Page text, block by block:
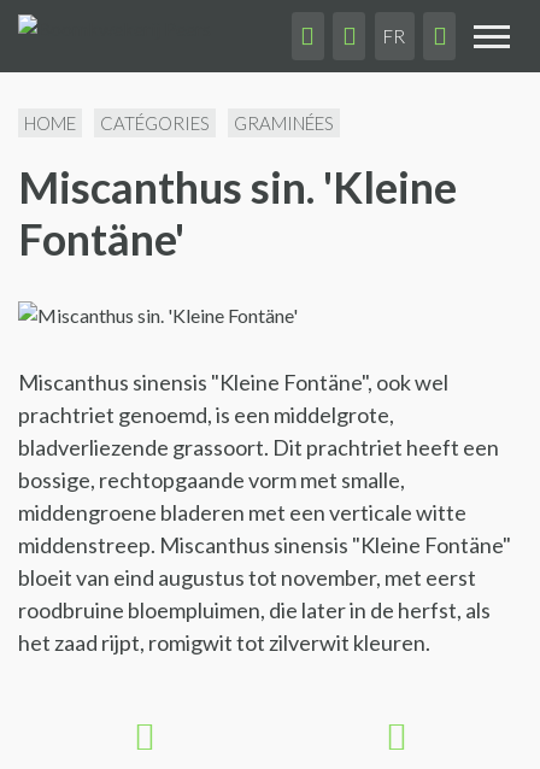
FR
HOME CATÉGORIES GRAMINÉES
Miscanthus sin. 'Kleine
Fontäne'
Miscanthus sinensis "Kleine Fontäne", ook wel
prachtriet genoemd, is een middelgrote,
bladverliezende grassoort. Dit prachtriet heeft een
bossige, rechtopgaande vorm met smalle,
middengroene bladeren met een verticale witte
middenstreep. Miscanthus sinensis "Kleine Fontäne"
bloeit van eind augustus tot november, met eerst
roodbruine bloempluimen, die later in de herfst, als
het zaad rijpt, romigwit tot zilverwit kleuren.